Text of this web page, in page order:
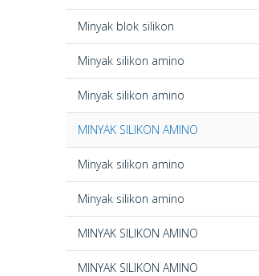
Minyak blok silikon
Minyak silikon amino
Minyak silikon amino
MINYAK SILIKON AMINO
Minyak silikon amino
Minyak silikon amino
MINYAK SILIKON AMINO
MINYAK SILIKON AMINO